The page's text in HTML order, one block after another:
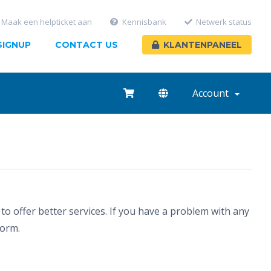
CONTACT US KLANTENPANEEL
Maak een helpticket aan Kennisbank Netwerk status
Account
offer better services. If you have a problem with any